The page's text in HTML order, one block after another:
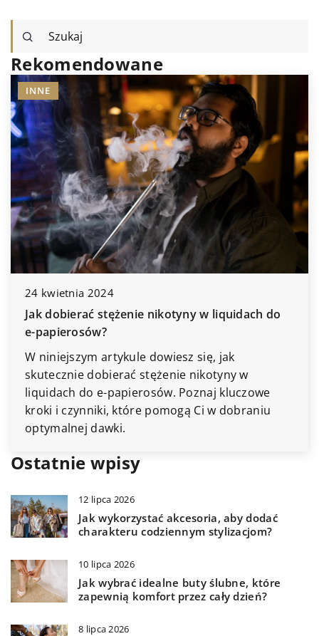
Rekomendowane
INNE
24 kwietnia 2024
Jak dobierać stężenie nikotyny w liquidach do
e-papierosów?
W niniejszym artykule dowiesz się, jak
skutecznie dobierać stężenie nikotyny w
liquidach do e-papierosów. Poznaj kluczowe
kroki i czynniki, które pomogą Ci w dobraniu
optymalnej dawki.
Ostatnie wpisy
12 lipca 2026
Jak wykorzystać akcesoria, aby dodać
charakteru codziennym stylizacjom?
10 lipca 2026
Jak wybrać idealne buty ślubne, które
zapewnią komfort przez cały dzień?
8 lipca 2026